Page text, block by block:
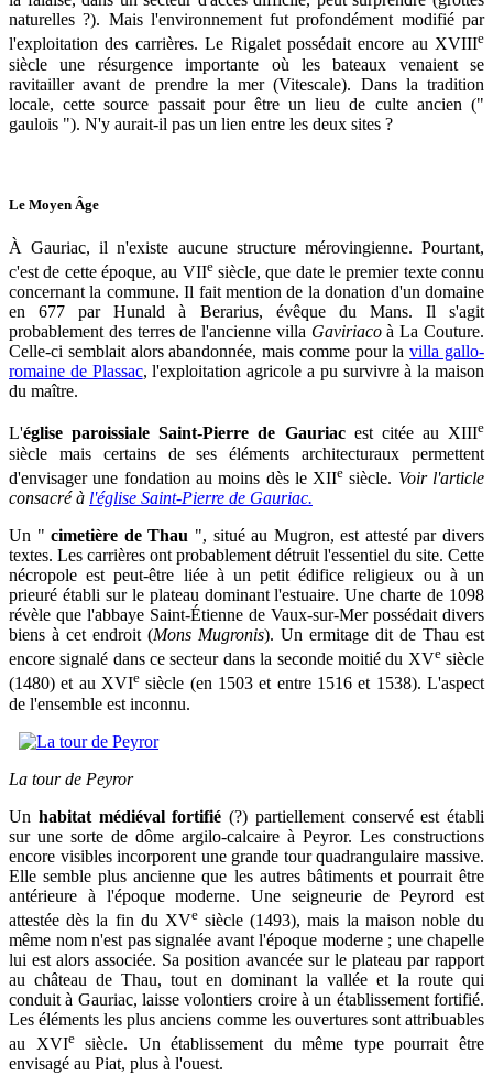
naturelles ?). Mais l'environnement fut profondément modifié par
l'exploitation des carrières. Le Rigalet possédait encore au XVIIIe
siècle une résurgence importante où les bateaux venaient se
ravitailler avant de prendre la mer (Vitescale). Dans la tradition
locale, cette source passait pour être un lieu de culte ancien ("
gaulois "). N'y aurait-il pas un lien entre les deux sites ?
Le Moyen Âge
À Gauriac, il n'existe aucune structure mérovingienne. Pourtant,
c'est de cette époque, au VIIesiècle, que date le premier texte connu
concernant la commune. Il fait mention de la donation d'un domaine
en 677 par Hunald à Berarius, évêque du Mans. Il s'agit
probablement des terres de l'ancienne villa Gaviriacoà La Couture.
Celle-ci semblait alors abandonnée, mais comme pour lavilla gallo-
romaine de Plassac, l'exploitation agricole a pu survivre à la maison
du maître.
L'église paroissiale Saint-Pierre de Gauriacest citée au XIIIe
siècle mais certains de ses éléments architecturaux permettent
d'envisager une fondation au moins dès le XIIe siècle. Voir l'article
consacré à l'église Saint-Pierre de Gauriac.
Un "cimetière de Thau ", situé au Mugron, est attesté par divers
textes. Les carrières ont probablement détruit l'essentiel du site. Cette
nécropole est peut-être liée à un petit édifice religieux ou à un
prieuré établi sur le plateau dominant l'estuaire. Une charte de 1098
révèle que l'abbaye Saint-Étienne de Vaux-sur-Mer possédait divers
biens à cet endroit (Mons Mugronis). Un ermitage dit de Thau est
encore signalé dans ce secteur dans la seconde moitié du XVesiècle
(1480) et au XVIe siècle (en 1503 et entre 1516 et 1538). L'aspect
de l'ensemble est inconnu.
La tour de Peyror
Un habitat médiéval fortifié (?) partiellement conservé est établi
sur une sorte de dôme argilo-calcaire à Peyror. Les constructions
encore visibles incorporent une grande tour quadrangulaire massive.
Elle semble plus ancienne que les autres bâtiments et pourrait être
antérieure à l'époque moderne. Une seigneurie de Peyrord est
attestée dès la fin du XVesiècle (1493), mais la maison noble du
même nom n'est pas signalée avant l'époque moderne ; une chapelle
lui est alors associée. Sa position avancée sur le plateau par rapport
au château de Thau, tout en dominant la vallée et la route qui
conduit à Gauriac, laisse volontiers croire à un établissement fortifié.
Les éléments les plus anciens comme les ouvertures sont attribuables
au XVIesiècle. Un établissement du même type pourrait être
envisagé au Piat, plus à l'ouest.